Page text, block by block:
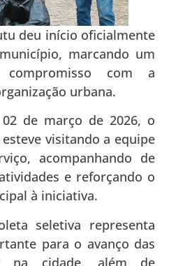
deu início oficialmente
marcando um
com a
urbana.
de março de 2026, o
esteve visitando a equipe
acompanhando de
e reforçando o
à iniciativa.
seletiva representa
para o avanço das
na cidade, além de